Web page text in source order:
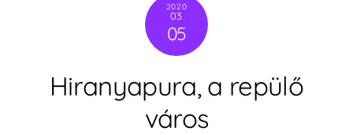
2020
03
05
Hiranyapura, a repülő
város